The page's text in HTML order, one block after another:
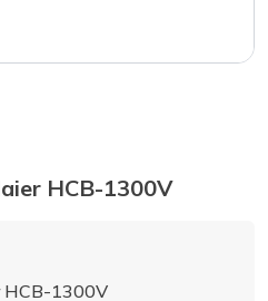
HCB-1300V
HCB-1300V